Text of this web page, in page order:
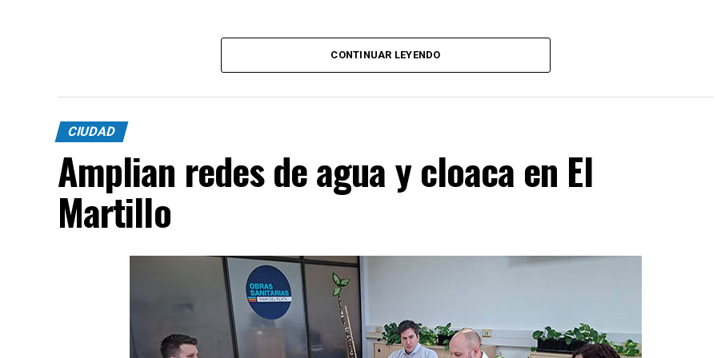
CONTINUAR LEYENDO
CIUDAD
Amplian redes de agua y cloaca en El
Martillo